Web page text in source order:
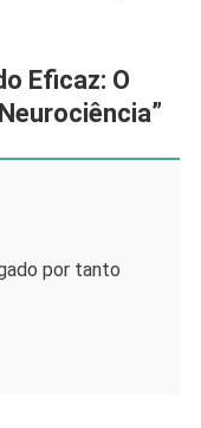
Eficaz: O
”
por tanto